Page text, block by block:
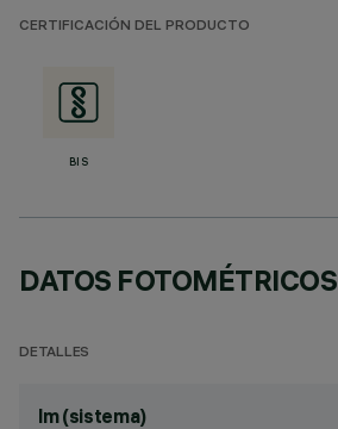
CERTIFICACIÓN DEL PRODUCTO
BIS
DATOS FOTOMÉTRICOS
DETALLES
lm (sistema)